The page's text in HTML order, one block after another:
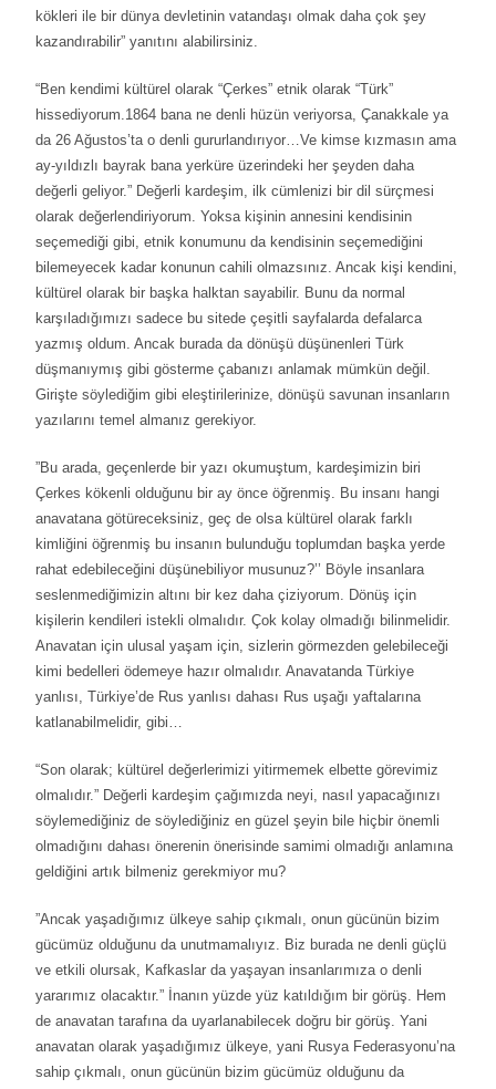
kökleri ile bir dünya devletinin vatandaşı olmak daha çok şey
kazandırabilir” yanıtını alabilirsiniz.
“Ben kendimi kültürel olarak “Çerkes” etnik olarak “Türk”
hissediyorum.1864 bana ne denli hüzün veriyorsa, Çanakkale ya
da 26 Ağustos’ta o denli gururlandırıyor…Ve kimse kızmasın ama
ay-yıldızlı bayrak bana yerküre üzerindeki her şeyden daha
değerli geliyor.” Değerli kardeşim, ilk cümlenizi bir dil sürçmesi
olarak değerlendiriyorum. Yoksa kişinin annesini kendisinin
seçemediği gibi, etnik konumunu da kendisinin seçemediğini
bilemeyecek kadar konunun cahili olmazsınız. Ancak kişi kendini,
kültürel olarak bir başka halktan sayabilir. Bunu da normal
karşıladığımızı sadece bu sitede çeşitli sayfalarda defalarca
yazmış oldum. Ancak burada da dönüşü düşünenleri Türk
düşmanıymış gibi gösterme çabanızı anlamak mümkün değil.
Girişte söylediğim gibi eleştirilerinize, dönüşü savunan insanların
yazılarını temel almanız gerekiyor.
”Bu arada, geçenlerde bir yazı okumuştum, kardeşimizin biri
Çerkes kökenli olduğunu bir ay önce öğrenmiş. Bu insanı hangi
anavatana götüreceksiniz, geç de olsa kültürel olarak farklı
kimliğini öğrenmiş bu insanın bulunduğu toplumdan başka yerde
rahat edebileceğini düşünebiliyor musunuz?’’ Böyle insanlara
seslenmediğimizin altını bir kez daha çiziyorum. Dönüş için
kişilerin kendileri istekli olmalıdır. Çok kolay olmadığı bilinmelidir.
Anavatan için ulusal yaşam için, sizlerin görmezden gelebileceği
kimi bedelleri ödemeye hazır olmalıdır. Anavatanda Türkiye
yanlısı, Türkiye’de Rus yanlısı dahası Rus uşağı yaftalarına
katlanabilmelidir, gibi…
“Son olarak; kültürel değerlerimizi yitirmemek elbette görevimiz
olmalıdır.” Değerli kardeşim çağımızda neyi, nasıl yapacağınızı
söylemediğiniz de söylediğiniz en güzel şeyin bile hiçbir önemli
olmadığını dahası önerenin önerisinde samimi olmadığı anlamına
geldiğini artık bilmeniz gerekmiyor mu?
”Ancak yaşadığımız ülkeye sahip çıkmalı, onun gücünün bizim
gücümüz olduğunu da unutmamalıyız. Biz burada ne denli güçlü
ve etkili olursak, Kafkaslar da yaşayan insanlarımıza o denli
yararımız olacaktır.” İnanın yüzde yüz katıldığım bir görüş. Hem
de anavatan tarafına da uyarlanabilecek doğru bir görüş. Yani
anavatan olarak yaşadığımız ülkeye, yani Rusya Federasyonu’na
sahip çıkmalı, onun gücünün bizim gücümüz olduğunu da